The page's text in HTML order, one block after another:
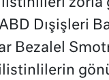
Dışişleri
Bezalel